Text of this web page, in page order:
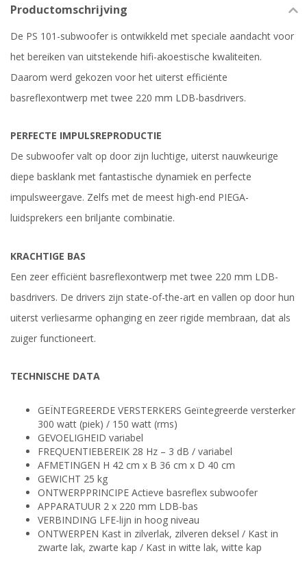
Productomschrijving
De PS 101-subwoofer is ontwikkeld met speciale aandacht voor
het bereiken van uitstekende hifi-akoestische kwaliteiten.
Daarom werd gekozen voor het uiterst efficiënte
basreflexontwerp met twee 220 mm LDB-basdrivers.
PERFECTE IMPULSREPRODUCTIE
De subwoofer valt op door zijn luchtige, uiterst nauwkeurige
diepe basklank met fantastische dynamiek en perfecte
impulsweergave. Zelfs met de meest high-end PIEGA-
luidsprekers een briljante combinatie.
KRACHTIGE BAS
Een zeer efficiënt basreflexontwerp met twee 220 mm LDB-
basdrivers. De drivers zijn state-of-the-art en vallen op door hun
uiterst verliesarme ophanging en zeer rigide membraan, dat als
zuiger functioneert.
TECHNISCHE DATA
GEÏNTEGREERDE VERSTERKERS Geïntegreerde versterker
300 watt (piek) / 150 watt (rms)
GEVOELIGHEID variabel
FREQUENTIEBEREIK 28 Hz – 3 dB / variabel
AFMETINGEN H 42 cm x B 36 cm x D 40 cm
GEWICHT 25 kg
ONTWERPPRINCIPE Actieve basreflex subwoofer
APPARATUUR 2 x 220 mm LDB-bas
VERBINDING LFE-lijn in hoog niveau
ONTWERPEN Kast in zilverlak, zilveren deksel / Kast in
zwarte lak, zwarte kap / Kast in witte lak, witte kap